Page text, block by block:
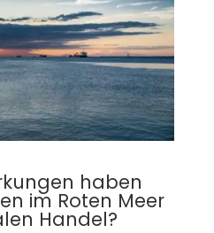
haben
im Roten Meer
Handel?